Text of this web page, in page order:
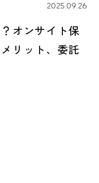
2025.09.26
オンサイト保
リット、委託